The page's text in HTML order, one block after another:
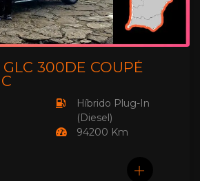
GLC 300DE COUPÉ
Híbrido Plug-In
(Diesel)
94200 Km